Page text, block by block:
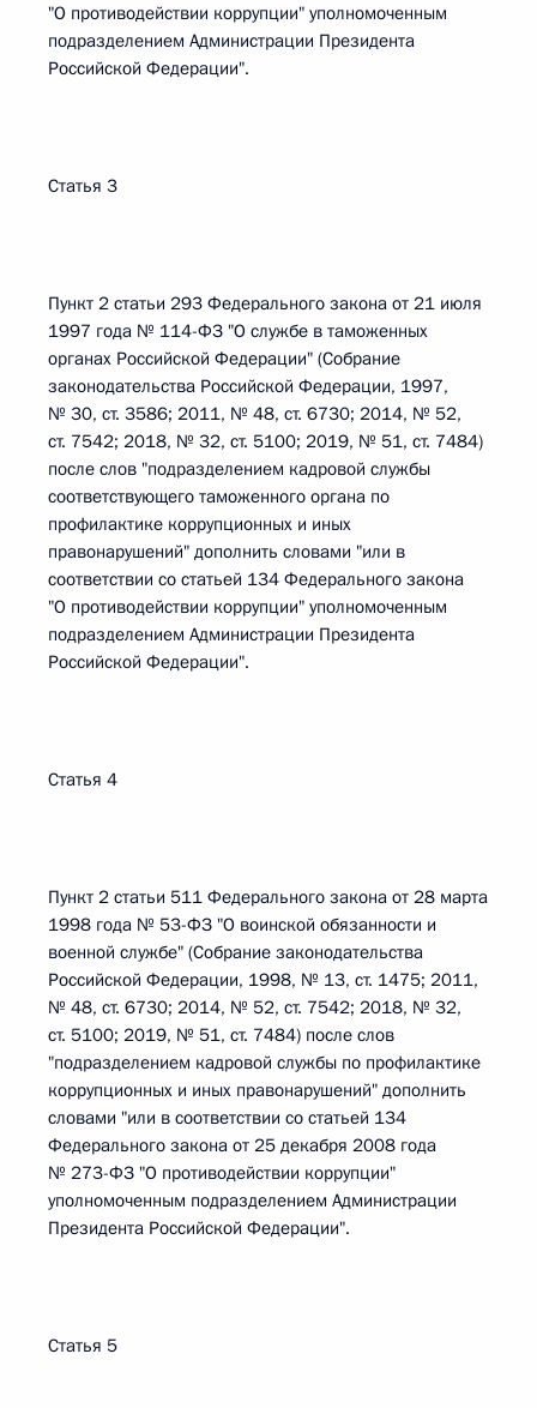
"О противодействии коррупции" уполномоченным
подразделением Администрации Президента
Российской Федерации".
Статья 3
Пункт 2 статьи 293 Федерального закона от 21 июля
1997 года № 114-ФЗ "О службе в таможенных
органах Российской Федерации" (Собрание
законодательства Российской Федерации, 1997,
№ 30, ст. 3586; 2011, № 48, ст. 6730; 2014, № 52,
ст. 7542; 2018, № 32, ст. 5100; 2019, № 51, ст. 7484)
после слов "подразделением кадровой службы
соответствующего таможенного органа по
профилактике коррупционных и иных
правонарушений" дополнить словами "или в
соответствии со статьей 134 Федерального закона
"О противодействии коррупции" уполномоченным
подразделением Администрации Президента
Российской Федерации".
Статья 4
Пункт 2 статьи 511 Федерального закона от 28 марта
1998 года № 53-ФЗ "О воинской обязанности и
военной службе" (Собрание законодательства
Российской Федерации, 1998, № 13, ст. 1475; 2011,
№ 48, ст. 6730; 2014, № 52, ст. 7542; 2018, № 32,
ст. 5100; 2019, № 51, ст. 7484) после слов
"подразделением кадровой службы по профилактике
коррупционных и иных правонарушений" дополнить
словами "или в соответствии со статьей 134
Федерального закона от 25 декабря 2008 года
№ 273-ФЗ "О противодействии коррупции"
уполномоченным подразделением Администрации
Президента Российской Федерации".
Статья 5